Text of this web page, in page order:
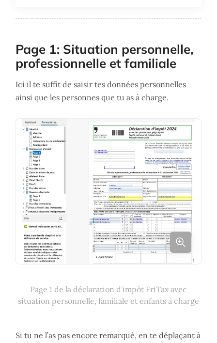
Page 1: Situation personnelle,
professionnelle et familiale
Ici il te suffit de saisir tes données personnelles
ainsi que les personnes que tu as à charge.
Page 1 de la déclaration d'impôt FriTax avec
situation personnelle, familiale et enfants à charge
Si tu ne l’as pas encore remarqué, en te déplaçant à